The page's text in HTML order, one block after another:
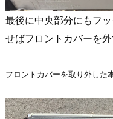
最後に中央部分にもフ
せばフロントカバーを外
フロントカバーを取り外した